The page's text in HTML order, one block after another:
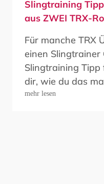
Slingtraining
aus ZWEI TRX-
Für manche TRX
einen Slingtrainer
Slingtraining
dir, wie du das
mehr lesen